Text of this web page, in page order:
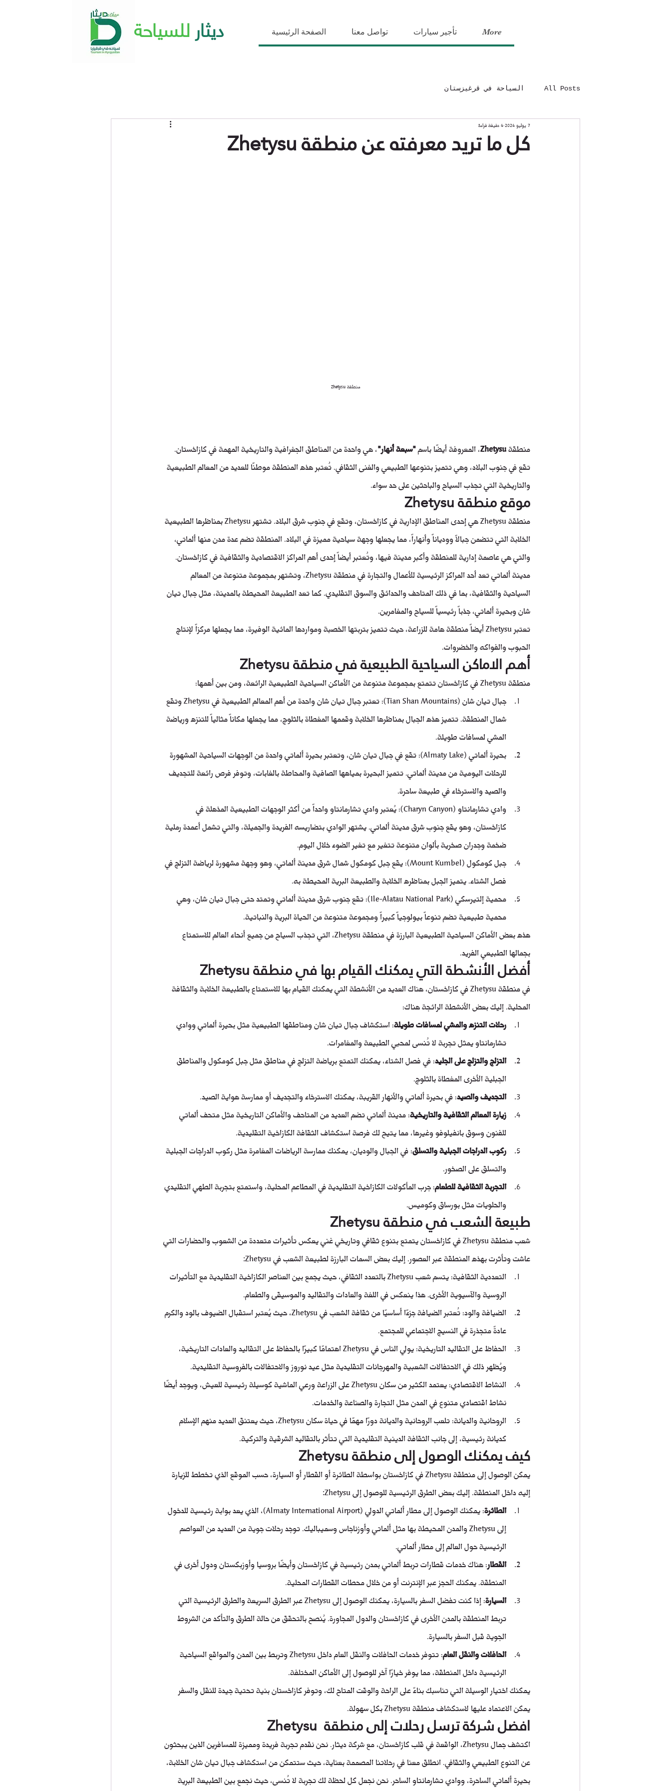
ديثار للسياحة الصفحة الرئيسية تواصل معنا تأجير سيارات More
All Posts السياحة في قرغيزستان
كل ما تريد معرفته عن منطقة Zhetysu7 يوليو 2024 4 دقيقة قراءة
منطقة Zhetysu
منطقة Zhetysu، المعروفة أيضًا باسم "سبعة أنهار"، هي واحدة من المناطق الجغرافية والتاريخية المهمة في كازاخستان.
تقع في جنوب البلاد، وهي تتميز بتنوعها الطبيعي والغنى الثقافي. تُعتبر هذه المنطقة موطنًا للعديد من المعالم الطبيعية
والتاريخية التي تجذب السياح والباحثين على حد سواء.
موقع منطقة Zhetysu
منطقة Zhetysu هي إحدى المناطق الإدارية في كازاخستان، وتقع في جنوب شرق البلاد. تشتهر Zhetysu بمناظرها الطبيعية
الخلابة التي تتضمن جبالاً وودياناً وأنهاراً، مما يجعلها وجهة سياحية مميزة في البلاد. المنطقة تضم عدة مدن منها ألماتي،
والتي هي عاصمة إدارية للمنطقة وأكبر مدينة فيها، وتُعتبر أيضاً إحدى أهم المراكز الاقتصادية والثقافية في كازاخستان.
مدينة ألماتي تعد أحد المراكز الرئيسية للأعمال والتجارة في منطقة Zhetysu، وتشتهر بمجموعة متنوعة من المعالم
السياحية والثقافية، بما في ذلك المتاحف والحدائق والسوق التقليدي. كما تعد الطبيعة المحيطة بالمدينة، مثل جبال تيان
شان وبحيرة ألماتي، جذباً رئيسياً للسياح والمغامرين.
تعتبر Zhetysu أيضاً منطقة هامة للزراعة، حيث تتميز بتربتها الخصبة ومواردها المائية الوفيرة، مما يجعلها مركزاً لإنتاج
الحبوب والفواكه والخضروات.
أهم الاماكن السياحية الطبيعية في منطقة Zhetysu
منطقة Zhetysu في كازاخستان تتمتع بمجموعة متنوعة من الأماكن السياحية الطبيعية الرائعة، ومن بين أهمها:
جبال تيان شان (Tian Shan Mountains): تعتبر جبال تيان شان واحدة من أهم المعالم الطبيعية في Zhetysu وتقع
شمال المنطقة. تتميز هذه الجبال بمناظرها الخلابة وقممها المغطاة بالثلوج، مما يجعلها مكاناً مثالياً للتنزه ورياضة
المشي لمسافات طويلة.
بحيرة ألماتي (Almaty Lake): تقع في جبال تيان شان، وتعتبر بحيرة ألماتي واحدة من الوجهات السياحية المشهورة
للرحلات اليومية من مدينة ألماتي. تتميز البحيرة بمياهها الصافية والمحاطة بالغابات، وتوفر فرص رائعة للتجديف
والصيد والاسترخاء في طبيعة ساحرة.
وادي تشارمانتاو (Charyn Canyon): يُعتبر وادي تشارمانتاو واحداً من أكثر الوجهات الطبيعية المذهلة في
كازاخستان، وهو يقع جنوب شرق مدينة ألماتي. يشتهر الوادي بتضاريسه الفريدة والجميلة، والتي تشمل أعمدة رملية
ضخمة وجدران صخرية بألوان متنوعة تتغير مع تغير الضوء خلال اليوم.
جبل كومكول (Mount Kumbel): يقع جبل كومكول شمال شرق مدينة ألماتي، وهو وجهة مشهورة لرياضة التزلج في
فصل الشتاء. يتميز الجبل بمناظره الخلابة والطبيعة البرية المحيطة به.
محمية إلتيرسكي (Ile-Alatau National Park): تقع جنوب شرق مدينة ألماتي وتمتد حتى جبال تيان شان، وهي
محمية طبيعية تضم تنوعاً بيولوجياً كبيراً ومجموعة متنوعة من الحياة البرية والنباتية.
هذه بعض الأماكن السياحية الطبيعية البارزة في منطقة Zhetysu، التي تجذب السياح من جميع أنحاء العالم للاستمتاع
بجمالها الطبيعي الفريد.
أفضل الأنشطة التي يمكنك القيام بها في منطقة Zhetysu
في منطقة Zhetysu في كازاخستان، هناك العديد من الأنشطة التي يمكنك القيام بها للاستمتاع بالطبيعة الخلابة والثقافة
المحلية. إليك بعض الأنشطة الرائجة هناك:
رحلات التنزه والمشي لمسافات طويلة: استكشاف جبال تيان شان ومناطقها الطبيعية مثل بحيرة ألماتي ووادي
تشارمانتاو يمثل تجربة لا تُنسى لمحبي الطبيعة والمغامرات.
التزلج والتزلج على الجليد: في فصل الشتاء، يمكنك التمتع برياضة التزلج في مناطق مثل جبل كومكول والمناطق
الجبلية الأخرى المغطاة بالثلوج.
التجديف والصيد: في بحيرة ألماتي والأنهار القريبة، يمكنك الاسترخاء والتجديف أو ممارسة هواية الصيد.
زيارة المعالم الثقافية والتاريخية: مدينة ألماتي تضم العديد من المتاحف والأماكن التاريخية مثل متحف ألماتي
للفنون وسوق بانفيلوفو وغيرها، مما يتيح لك فرصة استكشاف الثقافة الكازاخية التقليدية.
ركوب الدراجات الجبلية والتسلق: في الجبال والوديان، يمكنك ممارسة الرياضات المغامرة مثل ركوب الدراجات الجبلية
والتسلق على الصخور.
التجربة الثقافية للطعام: جرب المأكولات الكازاخية التقليدية في المطاعم المحلية، واستمتع بتجربة الطهي التقليدي
والحلويات مثل بورساق وكوميس.
طبيعة الشعب في منطقة Zhetysu
شعب منطقة Zhetysu في كازاخستان يتمتع بتنوع ثقافي وتاريخي غني يعكس تأثيرات متعددة من الشعوب والحضارات التي
عاشت وتأثرت بهذه المنطقة عبر العصور. إليك بعض السمات البارزة لطبيعة الشعب في Zhetysu:
التعددية الثقافية: يتسم شعب Zhetysu بالتعدد الثقافي، حيث يجمع بين العناصر الكازاخية التقليدية مع التأثيرات
الروسية والآسيوية الأخرى. هذا ينعكس في اللغة والعادات والتقاليد والموسيقى والطعام.
الضيافة والود: تُعتبر الضيافة جزءًا أساسيًا من ثقافة الشعب في Zhetysu، حيث يُعتبر استقبال الضيوف بالود والكرم
عادةً متجذرة في النسيج الاجتماعي للمجتمع.
الحفاظ على التقاليد التاريخية: يولي الناس في Zhetysu اهتمامًا كبيرًا بالحفاظ على التقاليد والعادات التاريخية،
ويُظهر ذلك في الاحتفالات الشعبية والمهرجانات التقليدية مثل عيد نوروز والاحتفالات بالفروسية التقليدية.
النشاط الاقتصادي: يعتمد الكثير من سكان Zhetysu على الزراعة ورعي الماشية كوسيلة رئيسية للعيش، ويوجد أيضًا
نشاط اقتصادي متنوع في المدن مثل التجارة والصناعة والخدمات.
الروحانية والديانة: تلعب الروحانية والديانة دورًا مهمًا في حياة سكان Zhetysu، حيث يعتنق العديد منهم الإسلام
كديانة رئيسية، إلى جانب الثقافة الدينية التقليدية التي تتأثر بالتقاليد الشرقية والتركية.
كيف يمكنك الوصول إلى منطقة Zhetysu
يمكن الوصول إلى منطقة Zhetysu في كازاخستان بواسطة الطائرة أو القطار أو السيارة، حسب الموقع الذي تخطط للزيارة
إليه داخل المنطقة. إليك بعض الطرق الرئيسية للوصول إلى Zhetysu:
الطائرة
: يمكنك الوصول إلى مطار ألماتي الدولي (Almaty International Airport)، الذي يعد بوابة رئيسية للدخول
إلى Zhetysu والمدن المحيطة بها مثل ألماتي وأوزناجاس وسميباليك. توجد رحلات جوية من العديد من العواصم
الرئيسية حول العالم إلى مطار ألماتي.
القطار: هناك خدمات قطارات تربط ألماتي بمدن رئيسية في كازاخستان وأيضًا بروسيا وأوزبكستان ودول أخرى في
المنطقة. يمكنك الحجز عبر الإنترنت أو من خلال محطات القطارات المحلية.
السيارة
: إذا كنت تفضل السفر بالسيارة، يمكنك الوصول إلى Zhetysu عبر الطرق السريعة والطرق الرئيسية التي
تربط المنطقة بالمدن الأخرى في كازاخستان والدول المجاورة. يُنصح بالتحقق من حالة الطرق والتأكد من الشروط
الجوية قبل السفر بالسيارة.
الحافلات والنقل العام
: تتوفر خدمات الحافلات والنقل العام داخل Zhetysu وتربط بين المدن والمواقع السياحية
الرئيسية داخل المنطقة، مما يوفر خيارًا آخر للوصول إلى الأماكن المختلفة.
يمكنك اختيار الوسيلة التي تناسبك بناءً على الراحة والوقت المتاح لك، وتوفر كازاخستان بنية تحتية جيدة للنقل والسفر
يمكن الاعتماد عليها لاستكشاف منطقة Zhetysu بكل سهولة.
افضل شركة ترسل رحلات إلى منطقة  Zhetysu
اكتشف جمال Zhetysu، الواقعة في قلب كازاخستان، مع شركة ديثار. نحن نقدم تجربة فريدة ومميزة للمسافرين الذين يبحثون
عن التنوع الطبيعي والثقافي. انطلق معنا في رحلاتنا المصممة بعناية، حيث ستتمكن من استكشاف جبال تيان شان الخلابة،
بحيرة ألماتي الساحرة، ووادي تشارمانتاو الساحر. نحن نجعل كل لحظة لك تجربة لا تُنسى، حيث نجمع بين الطبيعة البرية